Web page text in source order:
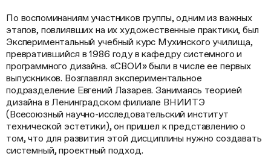
По воспоминаниям участников группы, одним из важных
этапов, повлиявших на их художественные практики, был
Экспериментальный учебный курс Мухинского училища,
превратившийся в 1986 году в кафедру системного и
программного дизайна. «СВОИ» были в числе ее первых
выпускников. Возглавлял экспериментальное
подразделение Евгений Лазарев. Занимаясь теорией
дизайна в Ленинградском филиале ВНИИТЭ
(Всесоюзный научно-исследовательский институт
технической эстетики), он пришел к представлению о
том, что для развития этой дисциплины нужно создавать
системный, проектный подход.